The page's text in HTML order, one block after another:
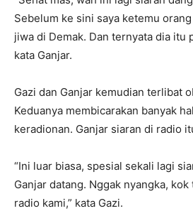
Sebelum ke sini saya ketemu
jiwa di Demak. Dan ternyata dia itu
kata Ganjar.
Gazi dan Ganjar kemudian terlibat
Keduanya membicarakan banyak
keradionan. Ganjar siaran di radio
“Ini luar biasa, spesial sekali lagi
Ganjar datang. Nggak nyangka,
radio kami,” kata Gazi.